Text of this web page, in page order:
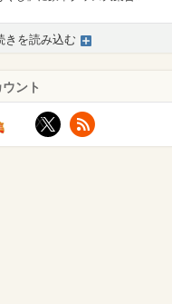
きを読み込む
ント
X